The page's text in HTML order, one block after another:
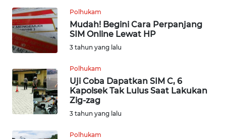
Polhukam
Mudah! Begini Cara Perpanjang
SIM Online Lewat HP
3 tahun yang lalu
Polhukam
Uji Coba Dapatkan SIM C, 6
Kapolsek Tak Lulus Saat Lakukan
Zig-zag
3 tahun yang lalu
Polhukam
WN
KALTARA
WN
KALSEL
WN
KALTIM
SULSEL